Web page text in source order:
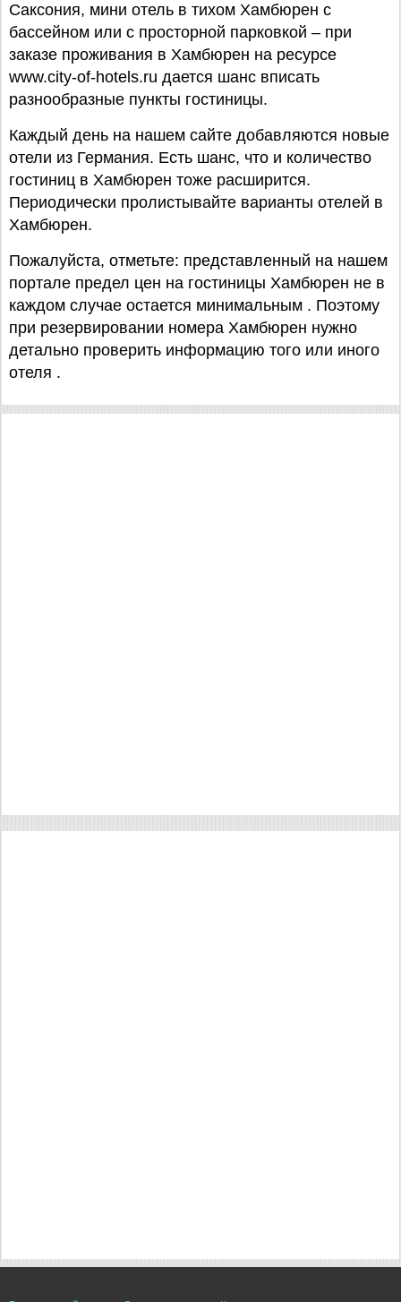
Саксония, мини отель в тихом Хамбюрен с
бассейном или с просторной парковкой – при
заказе проживания в Хамбюрен на ресурсе
www.city-of-hotels.ru дается шанс вписать
разнообразные пункты гостиницы.
Каждый день на нашем сайте добавляются новые
отели из Германия. Есть шанс, что и количество
гостиниц в Хамбюрен тоже расширится.
Периодически пролистывайте варианты отелей в
Хамбюрен.
Пожалуйста, отметьте: представленный на нашем
портале предел цен на гостиницы Хамбюрен не в
каждом случае остается минимальным . Поэтому
при резервировании номера Хамбюрен нужно
детально проверить информацию того или иного
отеля .